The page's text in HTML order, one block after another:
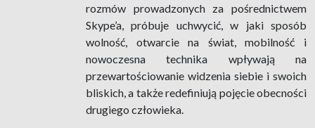
rozmów prowadzonych za pośrednictwem
Skype’a, próbuje uchwycić, w jaki sposób
wolność, otwarcie na świat, mobilność i
nowoczesna technika wpływają na
przewartościowanie widzenia siebie i swoich
bliskich, a także redefiniują pojęcie obecności
drugiego człowieka.